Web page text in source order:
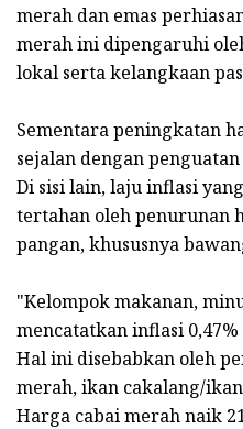
merah dan emas
merah ini dipengaruhi
lokal serta kelangkaan
Sementara peningkatan
sejalan dengan
Di sisi lain, laju inflasi
tertahan oleh penurunan
pangan, khususnya
"Kelompok makanan,
mencatatkan inflasi
Hal ini disebabkan oleh
merah, ikan cakalang/
Harga cabai merah naik